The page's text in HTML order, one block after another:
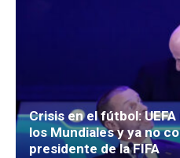
Crisis en el fútbol:
los Mundiales y ya no
presidente de la FIFA